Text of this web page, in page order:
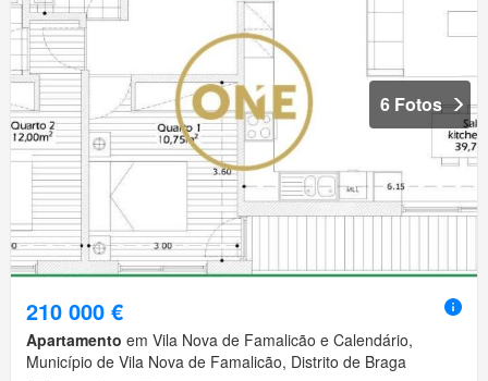
6 Fotos
210 000 €
Apartamento em Vila Nova de Famalicão e Calendário,
Município de Vila Nova de Famalicão, Distrito de Braga